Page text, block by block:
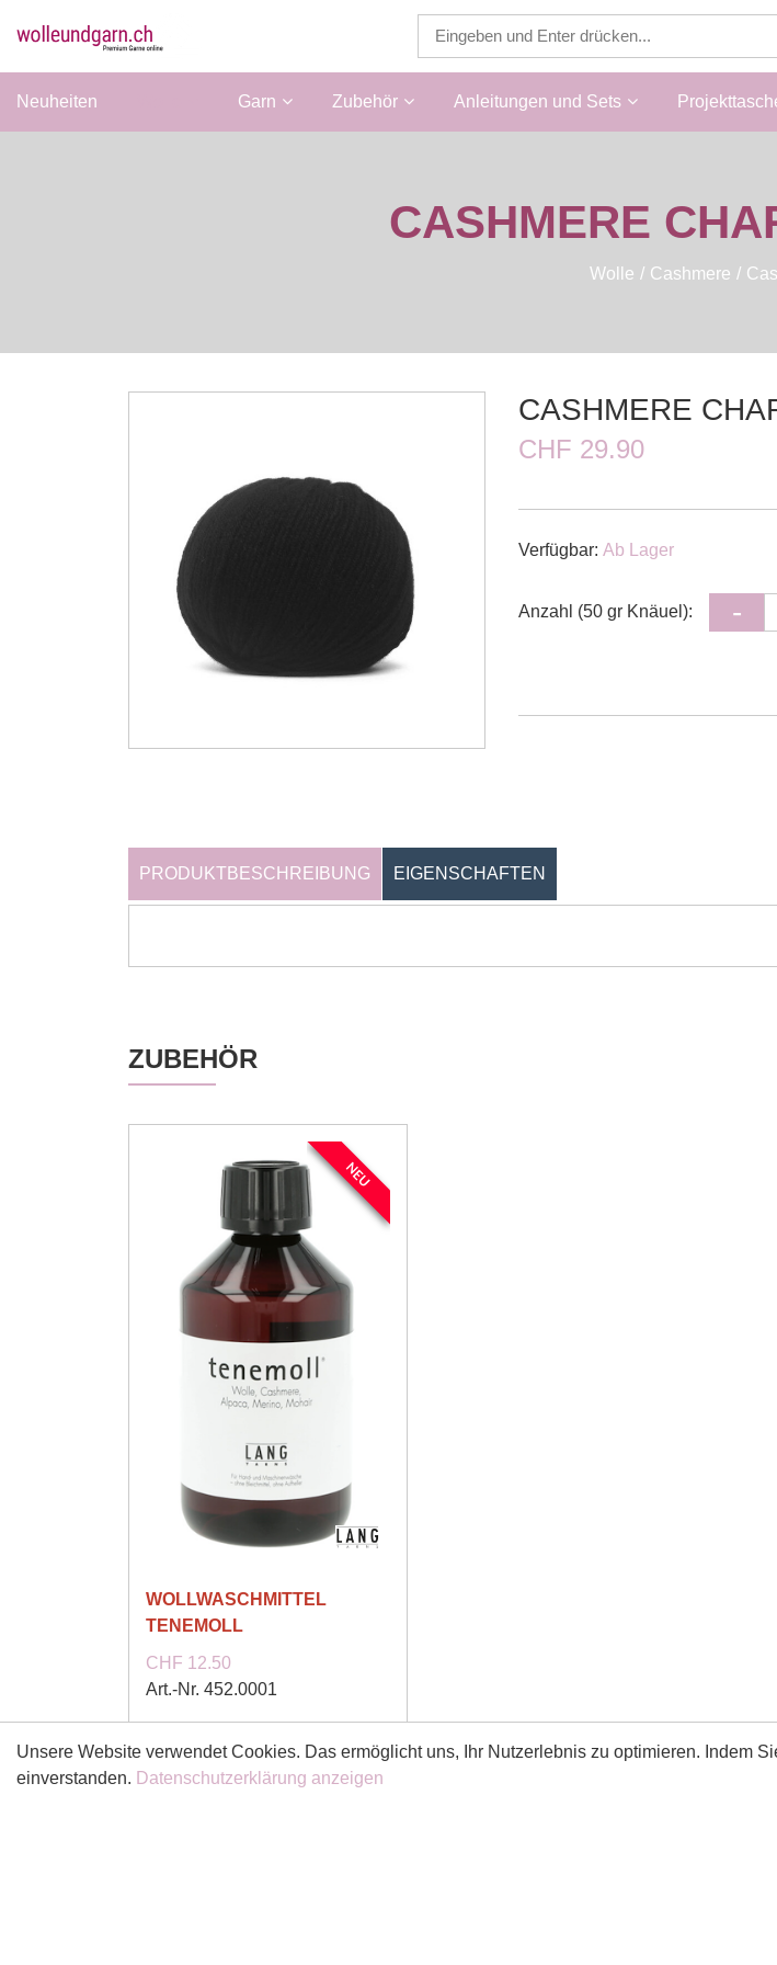
Neuheiten Garn Zubehör Anleitungen und Sets
CASHMERE
Wolle Cashmere
CASHMERE
CHF 29.90
Verfügbar:Ab Lager
Anzahl (50 gr Knäuel):
PRODUKTBESCHREIBUNG EIGENSCHAFTEN
ZUBEHÖR
NEU
WOLLWASCHMITTEL
TENEMOLL
CHF 12.50
Art.-Nr. 452.0001
Unsere Website verwendet Cookies. Das ermöglicht uns, Ihr Nutzerlebnis zu optimieren. Indem
einverstanden. Datenschutzerklärung anzeigen